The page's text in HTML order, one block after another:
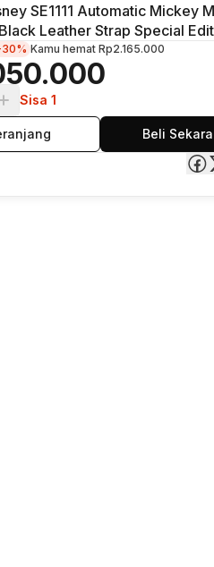
SE1111 Automatic Mickey
Leather Strap Special
Kamu hemat Rp2.165.000
Sisa 1
Beli